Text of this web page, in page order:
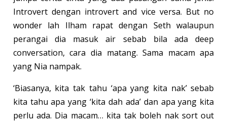
Introvert dengan introvert and vice versa. But no
wonder lah Ilham rapat dengan Seth walaupun
perangai dia masuk air sebab bila ada deep
conversation, cara dia matang. Sama macam apa
yang Nia nampak.
‘Biasanya, kita tak tahu ‘apa yang kita nak’ sebab
kita tahu apa yang ‘kita dah ada’ dan apa yang kita
perlu ada. Dia macam… kita tak boleh nak sort out